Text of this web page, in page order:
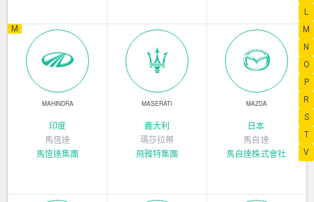
M
MAHINDRA
印度
馬恆達
馬恆達集團
MASERATI
義大利
瑪莎拉蒂
飛雅特集團
MAZDA
日本
馬自達
馬自達株式會社
L
M
N
O
P
R
S
T
V